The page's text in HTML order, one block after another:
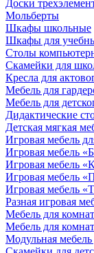
Доски
Мольберты
Шкафы школьные
Шкафы для
Столы
Скамейки для
Кресла для
Мебель для
Мебель для
Дидактические
Детская мягкая
Игровая мебель
Игровая мебель
Игровая мебель
Игровая мебель
Игровая мебель
Разная игровая
Мебель для
Мебель для
Модульная